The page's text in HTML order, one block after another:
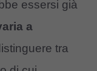
essersi già
a
tra